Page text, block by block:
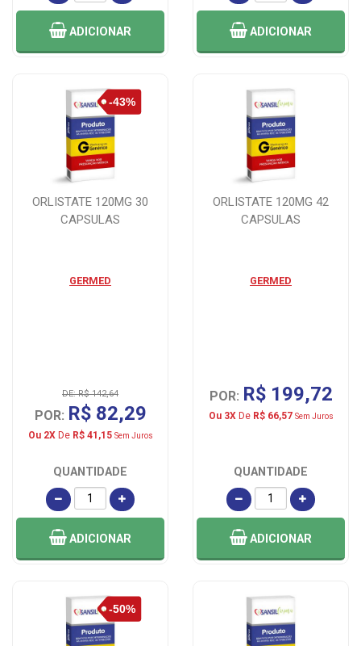
ADICIONAR ADICIONAR
ORLISTATE 120MG 30
CAPSULAS
GERMED
DE: R$ 142,64
POR: R$ 82,29
Ou 2XDe R$ 41,15 Sem Juros
QUANTIDADE
ADICIONAR
ORLISTATE 120MG 42
CAPSULAS
GERMED
POR: R$ 199,72
Ou 3XDe R$ 66,57 Sem Juros
QUANTIDADE
ADICIONAR